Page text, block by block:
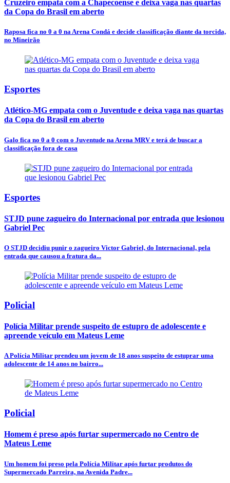
Cruzeiro empata com a Chapecoense e deixa vaga nas quartas
da Copa do Brasil em aberto
Raposa fica no 0 a 0 na Arena Condá e decide classificação diante da torcida,
no Mineirão
Esportes
Atlético-MG empata com o Juventude e deixa vaga nas quartas
da Copa do Brasil em aberto
Galo fica no 0 a 0 com o Juventude na Arena MRV e terá de buscar a
classificação fora de casa
Esportes
STJD pune zagueiro do Internacional por entrada que lesionou
Gabriel Pec
O STJD decidiu punir o zagueiro Victor Gabriel, do Internacional, pela
entrada que causou a fratura da...
Policial
Polícia Militar prende suspeito de estupro de adolescente e
apreende veículo em Mateus Leme
A Polícia Militar prendeu um jovem de 18 anos suspeito de estuprar uma
adolescente de 14 anos no bairro...
Policial
Homem é preso após furtar supermercado no Centro de
Mateus Leme
Um homem foi preso pela Polícia Militar após furtar produtos do
Supermercado Parreira, na Avenida Padre...